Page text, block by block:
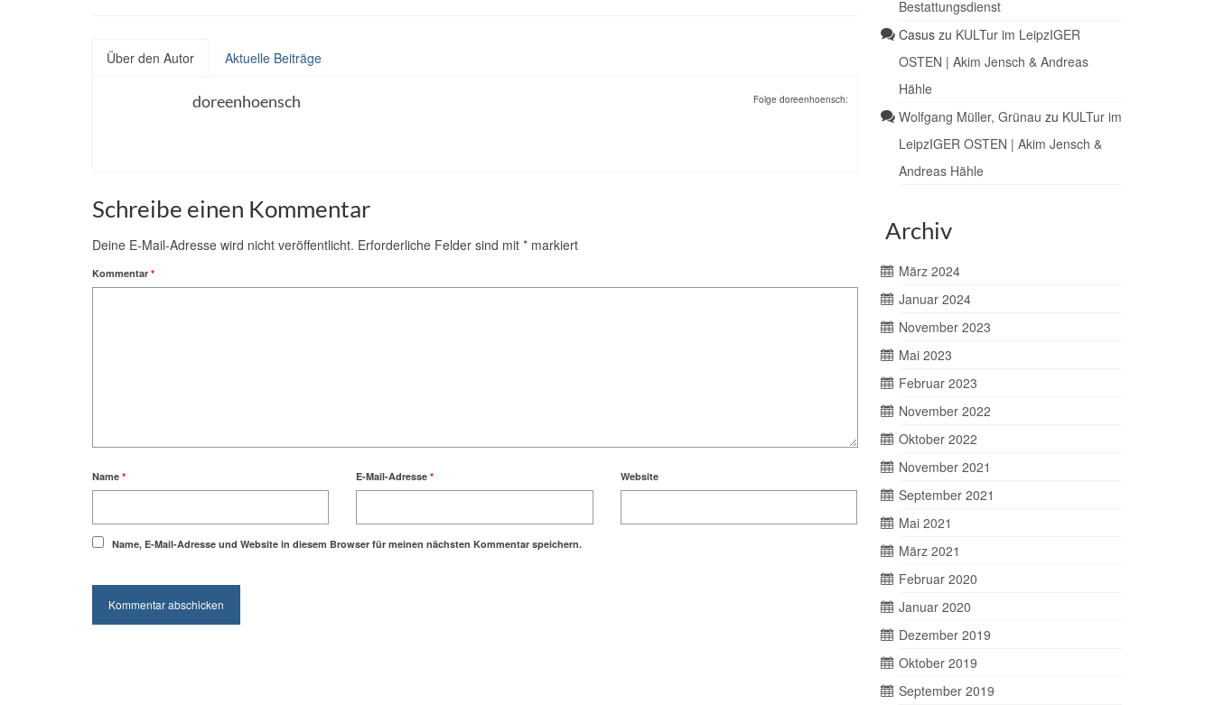
Über den Autor Aktuelle Beiträge
Folge doreenhoensch:
doreenhoensch
Schreibe einen Kommentar
Deine E-Mail-Adresse wird nicht veröffentlicht. Erforderliche Felder sind mit * markiert
Kommentar *
Name * E-Mail-Adresse* Website
Name, E-Mail-Adresse und Website in diesem Browser für meinen nächsten Kommentar speichern.
Bestattungsdienst
Casuszu KULTur im LeipzIGER
OSTEN | Akim Jensch & Andreas
Hähle
Wolfgang Müller, Grünau zu KULTur im
LeipzIGER OSTEN | Akim Jensch &
Andreas Hähle
Archiv
März 2024
Januar 2024
November 2023
Mai 2023
Februar 2023
November 2022
Oktober 2022
November 2021
September 2021
Mai 2021
März 2021
Februar 2020
Januar 2020
Dezember 2019
Oktober 2019
September 2019